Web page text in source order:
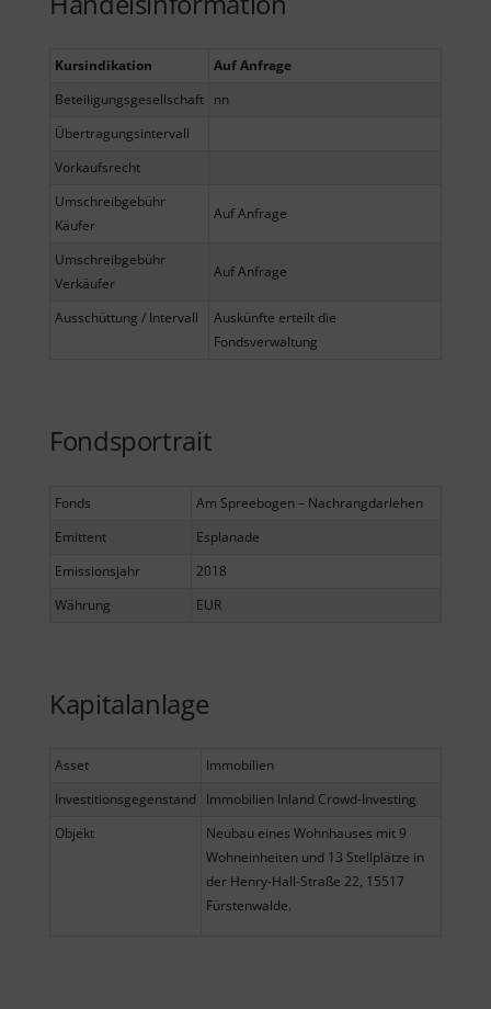
Kursindikation
Auf Anfrage
Beteiligungsgesellschaft nn
Übertragungsintervall
Vorkaufsrecht
Umschreibgebühr
Käufer
Auf Anfrage
Umschreibgebühr
Verkäufer
Auf Anfrage
Ausschüttung / Intervall
Auskünfte erteilt die
Fondsverwaltung
Fondsportrait
Fonds
Am Spreebogen – Nachrangdarlehen
Emittent
Esplanade
Emissionsjahr
2018
Währung
EUR
Kapitalanlage
Asset
Immobilien
Investitionsgegenstand
Immobilien Inland Crowd-Investing
Objekt
Neubau eines Wohnhauses mit 9
Wohneinheiten und 13 Stellplätze in
der Henry-Hall-Straße 22, 15517
Fürstenwalde.